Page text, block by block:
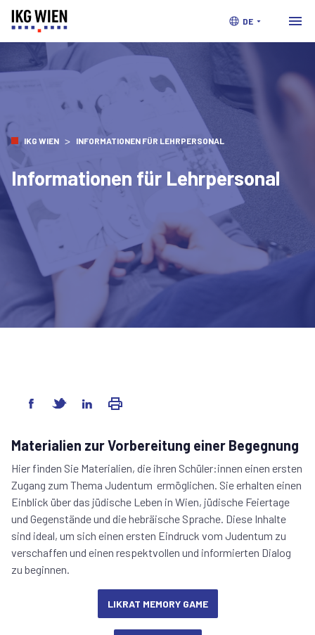
DE
IKG WIEN > INFORMATIONEN FÜR LEHRPERSONAL
Informationen für Lehrpersonal
Materialien zur Vorbereitung einer Begegnung
Hier finden Sie Materialien, die ihren Schüler:innen einen ersten
Zugang zum Thema Judentum ermöglichen. Sie erhalten einen
Einblick über das jüdische Leben in Wien, jüdische Feiertage
und Gegenstände und die hebräische Sprache. Diese Inhalte
sind ideal, um sich einen ersten Eindruck vom Judentum zu
verschaffen und einen respektvollen und informierten Dialog
zu beginnen.
LIKRAT MEMORY GAME